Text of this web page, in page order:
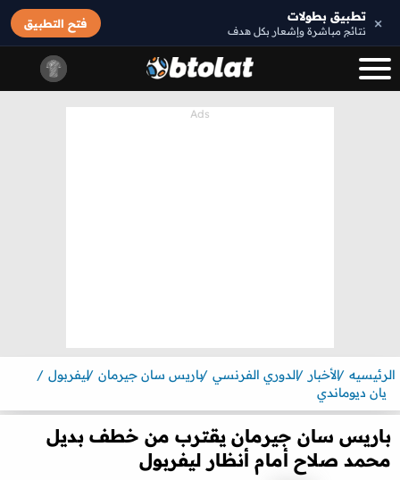
× تطبيق بطولات
نتائج مباشرة وإشعار بكل هدف
فتح التطبيق
الرئيسيه الأخبار الدوري الفرنسي باريس سان جيرمان ليفربول
يان ديوماندي
باريس سان جيرمان يقترب من خطف بديل
محمد صلاح أمام أنظار ليفربول